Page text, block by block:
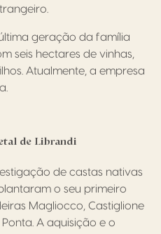
geração da família
seis hectares de vinhas,
Atualmente, a empresa
de Librandi
de castas nativas
o seu primeiro
Magliocco, Castiglione
A aquisição e o